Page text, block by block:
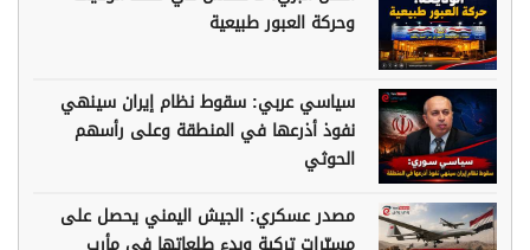
وحركة العبور طبيعية
سياسي عربي: سقوط نظام إيران سينهي
نفوذ أذرعها في المنطقة وعلى رأسهم
الحوثي
مصدر عسكري: الجيش اليمني يحصل على